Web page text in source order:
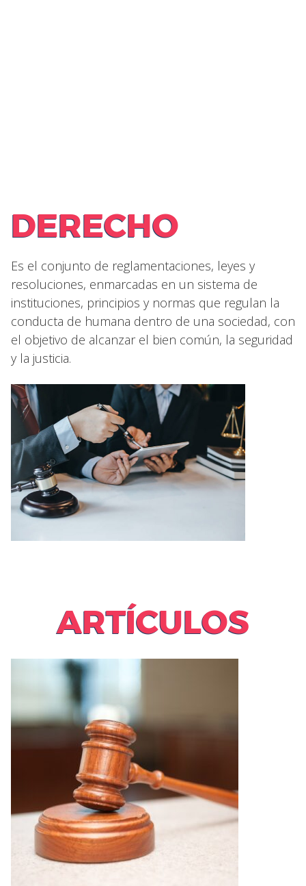
DERECHO
Es el conjunto de reglamentaciones, leyes y
resoluciones, enmarcadas en un sistema de
instituciones, principios y normas que regulan la
conducta de humana dentro de una sociedad, con
el objetivo de alcanzar el bien común, la seguridad
y la justicia.
ARTÍCULOS